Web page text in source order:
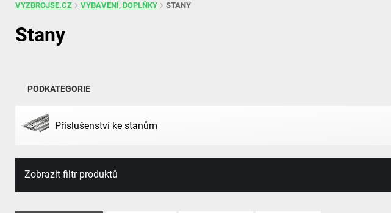
VYZBROJSE.CZ VYBAVENÍ, DOPLŇKY STANY
Stany
PODKATEGORIE
Příslušenství ke stanům
Zobrazit filtr produktů